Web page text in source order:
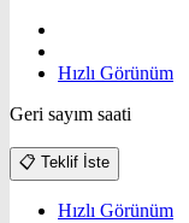
Hızlı Görünüm
Geri sayım saati
📋 Teklif İste
Hızlı Görünüm